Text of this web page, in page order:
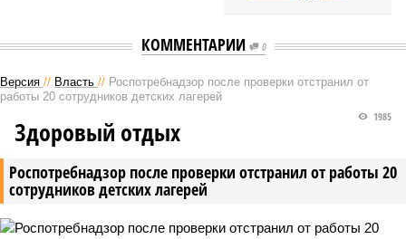
КОММЕНТАРИИ 0
Версия // Власть // Роспотребнадзор после проверки отстранил от
работы 20 сотрудников детских лагерей
Роспотребнадзор после проверки отстранил от работы 20
сотрудников детских лагерей
1985
Здоровый отдых